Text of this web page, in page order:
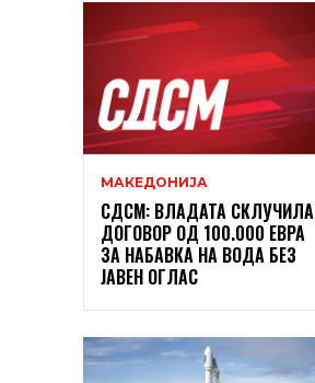
МАКЕДОНИЈА
СДСМ: ВЛАДАТА СКЛУЧИЛА
ДОГОВОР ОД 100.000 ЕВРА
ЗА НАБАВКА НА ВОДА БЕЗ
ЈАВЕН ОГЛАС